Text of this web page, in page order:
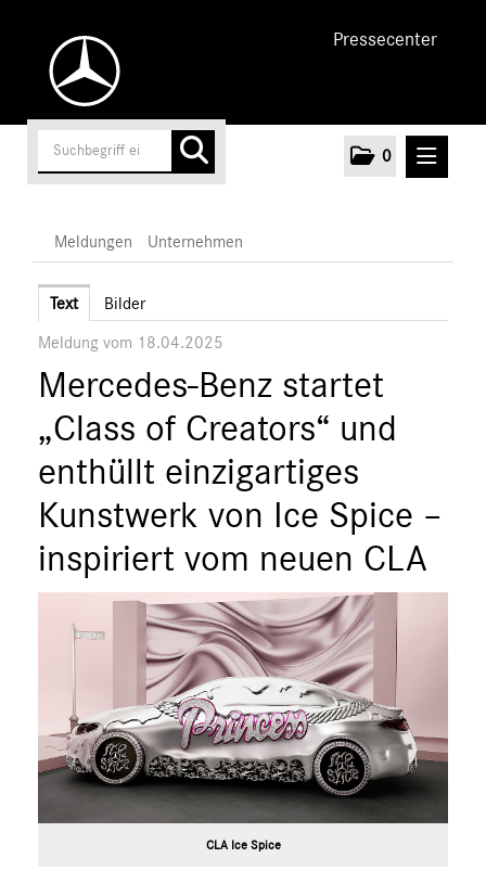
Pressecenter
0
Unternehmen
Marken & Produkte
MEDIA
ÜBER UNS
ANSPRECHPARTNER
Meldungen Unternehmen
Text Bilder
Meldung vom 18.04.2025
Mercedes-Benz startet
„Class of Creators“ und
enthüllt einzigartiges
Kunstwerk von Ice Spice –
inspiriert vom neuen CLA
CLA Ice Spice